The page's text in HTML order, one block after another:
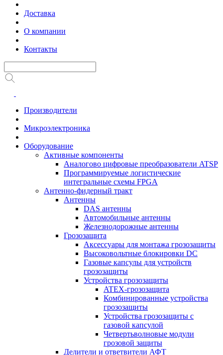
Доставка
О компании
Контакты
Производители
Микроэлектроника
Оборудование
Активные компоненты
Аналогово цифровые преобразователи ATSP
Программируемые логистические
интегральные схемы FPGA
Антенно-фидерный тракт
Антенны
DAS антенны
Автомобильные антенны
Железнодорожные антенны
Грозозащита
Аксессуары для монтажа грозозащиты
Высоковольтные блокировки DC
Газовые капсулы для устройств
грозозащиты
Устройства грозозащиты
ATEX-грозозащита
Комбинированные устройства
грозозащиты
Устройства грозозащиты с
газовой капсулой
Четвертьволновые модули
грозовой защиты
Делители и ответвители АФТ